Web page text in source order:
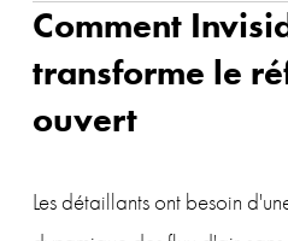
Comment
transforme le
ouvert
Les détaillants ont besoin